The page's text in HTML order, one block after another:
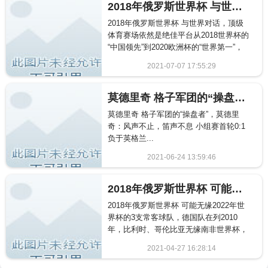
2018年俄罗斯世界杯 与世界对话，顶级体育赛场依然是绝佳平台
2018年俄罗斯世界杯 与世界对话，顶级
体育赛场依然是绝佳平台从2018世界杯的
“中国领先”到2020欧洲杯的“世界第一”，
2021-07-07 17:55:29
2926
莫德里奇 格子军团的“操盘者”，莫德里奇：风声不止，笛声不息
莫德里奇 格子军团的“操盘者”，莫德里
奇：风声不止，笛声不息 小组赛首轮0:1
负于英格兰...
2021-06-24 13:59:46
2465
2018年俄罗斯世界杯 可能无缘2022年世界杯的3支常客球队，德国队在列
2018年俄罗斯世界杯 可能无缘2022年世
界杯的3支常客球队，德国队在列2010
年，比利时、哥伦比亚无缘南非世界杯，
2021-04-27 16:28:14
2511